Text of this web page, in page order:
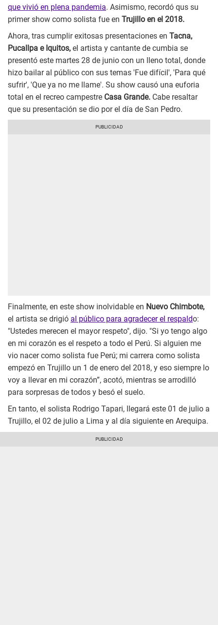
que vivió en plena pandemia. Asimismo, recordó qus su
primer show como solista fue en Trujillo en el 2018.
Ahora, tras cumplir exitosas presentaciones en Tacna,
Pucallpa e Iquitos, el artista y cantante de cumbia se
presentó este martes 28 de junio con un lleno total, donde
hizo bailar al público con sus temas 'Fue difícil', 'Para qué
sufrir', 'Que ya no me llame'. Su show causó una euforia
total en el recreo campestre Casa Grande. Cabe resaltar
que su presentación se dio por el día de San Pedro.
Finalmente, en este show inolvidable en Nuevo Chimbote,
el artista se drigió al público para agradecer el respaldo:
"Ustedes merecen el mayor respeto", dijo. "Si yo tengo algo
en mi corazón es el respeto a todo el Perú. Si alguien me
vio nacer como solista fue Perú; mi carrera como solista
empezó en Trujillo un 1 de enero del 2018, y eso siempre lo
voy a llevar en mi corazón”, acotó, mientras se arrodilló
para sorpresas de todos y besó el suelo.
En tanto, el solista Rodrigo Tapari, llegará este 01 de julio a
Trujillo, el 02 de julio a Lima y al día siguiente en Arequipa.